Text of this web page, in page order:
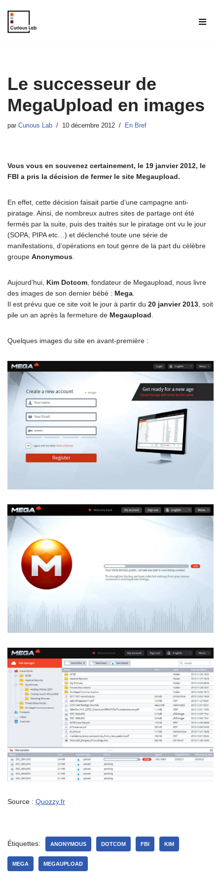
Aller
Le successeur de
MegaUpload en images
par Curious Lab 10 décembre 2012 En Bref
Vous vous en souvenez certainement, le 19 janvier 2012, le
FBI a pris la décision de fermer le site Megaupload.
En effet, cette décision faisait partie d’une campagne anti-
piratage. Ainsi, de nombreux autres sites de partage ont été
fermés par la suite, puis des traités sur le piratage ont vu le jour
(SOPA, PIPA etc…) et déclenché toute une série de
manifestations, d’opérations en tout genre de la part du célèbre
groupe Anonymous
Aujourd’hui, Kim Dotcom , fondateur de Megaupload, nous livre
des images de son dernier bébé : Mega
Il est prévu que ce site voit le jour à partir du 20 janvier 2013 , soit
pile un an après la fermeture de Megaupload
Quelques images du site en avant-première :
Source : Quozzy.fr
Étiquettes: ANONYMOUS DOTCOM FBI KIM
MEGA MEGAUPLOAD